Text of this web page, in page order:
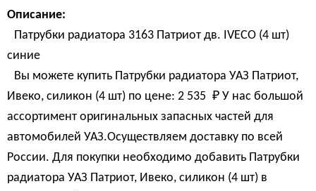
Описание:
Патрубки радиатора 3163 Патриот дв. IVECO (4 шт)
синие
Вы можете купить Патрубки радиатора УАЗ Патриот,
Ивеко, силикон (4 шт) по цене: 2 535 ₽ У нас большой
ассортимент оригинальных запасных частей для
автомобилей УАЗ.Осуществляем доставку по всей
России. Для покупки необходимо добавить Патрубки
радиатора УАЗ Патриот, Ивеко, силикон (4 шт) в